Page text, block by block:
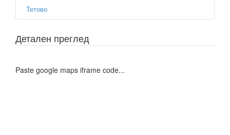
Тетово
Детален преглед
Paste google maps iframe code...